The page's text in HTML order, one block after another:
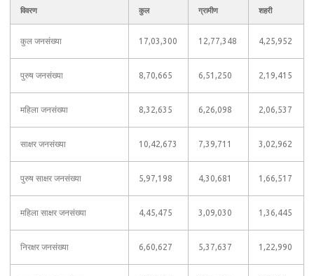
विवरण कुल ग्रामीण शहरी
कुल जनसंख्या 17,03,300 12,77,348 4,25,952
पुरुष जनसंख्या 8,70,665 6,51,250 2,19,415
महिला जनसंख्या 8,32,635 6,26,098 2,06,537
साक्षर जनसंख्या 10,42,673 7,39,711 3,02,962
पुरुष साक्षर जनसंख्या 5,97,198 4,30,681 1,66,517
महिला साक्षर जनसंख्या 4,45,475 3,09,030 1,36,445
निरक्षर जनसंख्या 6,60,627 5,37,637 1,22,990